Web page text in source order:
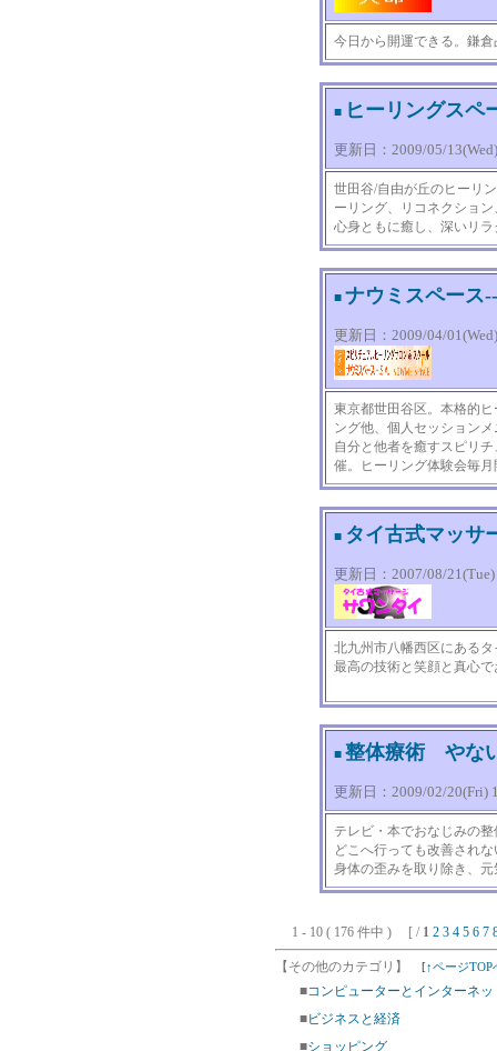
今日から開運できる。鎌
■ ヒーリングスペ
更新日：2009/05/
世田谷/自由が丘のヒーリ
ーリング、リコネクショ
心身ともに癒し、深いリ
■ ナウミスペース
更新日：2009/04/
東京都世田谷区。本格的
ング他、個人セッション
自分と他者を癒すスピリ
催。ヒーリング体験会毎
■ タイ古式マッ
更新日：2007/08/
北九州市八幡西区にある
最高の技術と笑顔と真心
■ 整体療術 やな
更新日：2009/02/20(Fri)
テレビ・本でおなじみの
どこへ行っても改善され
身体の歪みを取り除き、
1 - 10 ( 176 件中 ) [ / 1 2 3 4 5 6 7
【その他のカテゴリ】 [↑ページTOP
■コンピューターとインターネッ
■ビジネスと経済
■ショッピング